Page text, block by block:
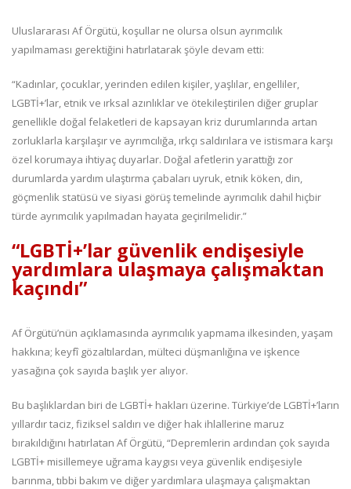
Uluslararası Af Örgütü, koşullar ne olursa olsun ayrımcılık
yapılmaması gerektiğini hatırlatarak şöyle devam etti:
“Kadınlar, çocuklar, yerinden edilen kişiler, yaşlılar, engelliler,
LGBTİ+’lar, etnik ve ırksal azınlıklar ve ötekileştirilen diğer gruplar
genellikle doğal felaketleri de kapsayan kriz durumlarında artan
zorluklarla karşılaşır ve ayrımcılığa, ırkçı saldırılara ve istismara karşı
özel korumaya ihtiyaç duyarlar. Doğal afetlerin yarattığı zor
durumlarda yardım ulaştırma çabaları uyruk, etnik köken, din,
göçmenlik statüsü ve siyasi görüş temelinde ayrımcılık dahil hiçbir
türde ayrımcılık yapılmadan hayata geçirilmelidir.”
“LGBTİ+’lar güvenlik endişesiyle
yardımlara ulaşmaya çalışmaktan
kaçındı”
Af Örgütü’nün açıklamasında ayrımcılık yapmama ilkesinden, yaşam
hakkına; keyfî gözaltılardan, mülteci düşmanlığına ve işkence
yasağına çok sayıda başlık yer alıyor.
Bu başlıklardan biri de LGBTİ+ hakları üzerine. Türkiye’de LGBTİ+’ların
yıllardır taciz, fiziksel saldırı ve diğer hak ihlallerine maruz
bırakıldığını hatırlatan Af Örgütü, “Depremlerin ardından çok sayıda
LGBTİ+ misillemeye uğrama kaygısı veya güvenlik endişesiyle
barınma, tıbbi bakım ve diğer yardımlara ulaşmaya çalışmaktan